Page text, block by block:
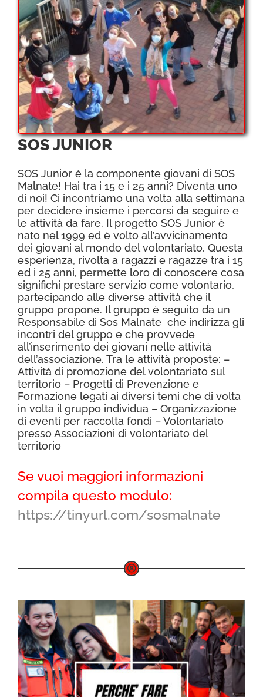
SOS JUNIOR
SOS Junior è la componente giovani di SOS
Malnate! Hai tra i 15 e i 25 anni? Diventa uno
di noi! Ci incontriamo una volta alla settimana
per decidere insieme i percorsi da seguire e
le attività da fare. Il progetto SOS Junior è
nato nel 1999 ed è volto all’avvicinamento
dei giovani al mondo del volontariato. Questa
esperienza, rivolta a ragazzi e ragazze tra i 15
ed i 25 anni, permette loro di conoscere cosa
significhi prestare servizio come volontario,
partecipando alle diverse attività che il
gruppo propone. Il gruppo è seguito da un
Responsabile di Sos Malnate che indirizza gli
incontri del gruppo e che provvede
all’inserimento dei giovani nelle attività
dell’associazione. Tra le attività proposte: –
Attività di promozione del volontariato sul
territorio – Progetti di Prevenzione e
Formazione legati ai diversi temi che di volta
in volta il gruppo individua – Organizzazione
di eventi per raccolta fondi – Volontariato
presso Associazioni di volontariato del
territorio
Se vuoi maggiori informazioni
compila questo modulo:
https://tinyurl.com/sosmalnate